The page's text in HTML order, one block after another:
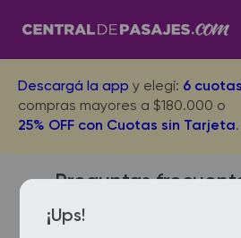
Descargá la app y elegí: 6
compras mayores a $180.000 o
25% OFF con Cuotas sin Tarjeta.
¡Ups!
Preguntas
viaje desde
Zapala